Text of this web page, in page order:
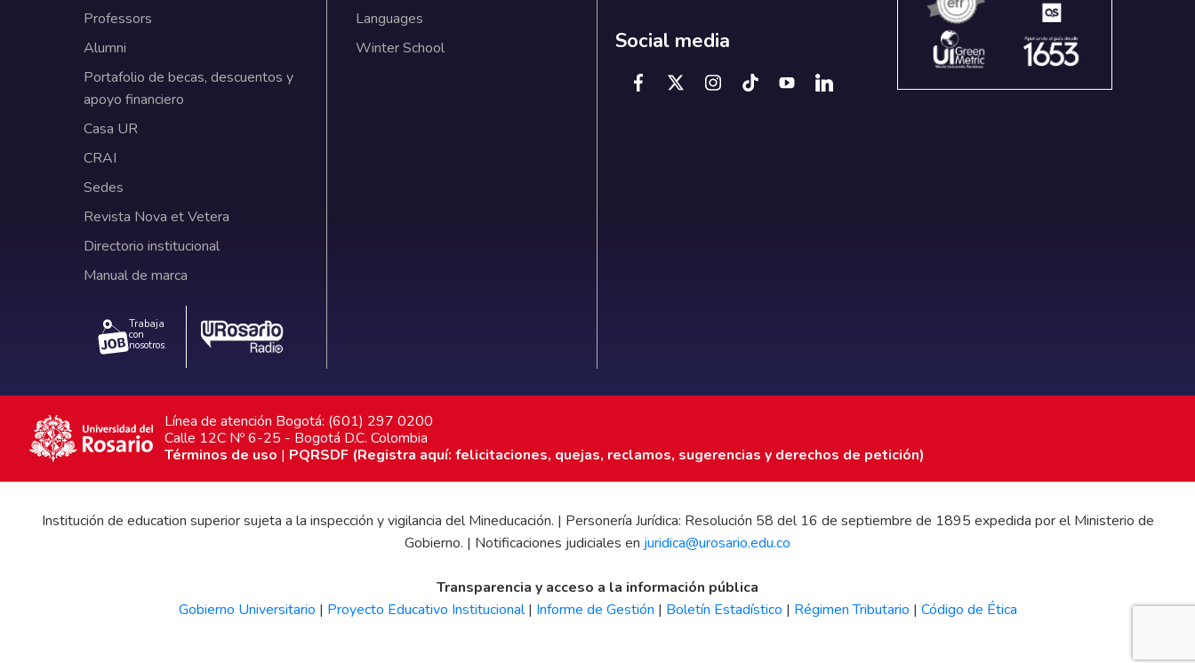
Professors
Alumni
Portafolio de becas, descuentos y
apoyo financiero
Casa UR
CRAI
Sedes
Revista Nova et Vetera
Directorio institucional
Manual de marca
Trabaja
con
nosotros.
Languages
Winter School
Social media
Línea de atención Bogotá: (601) 297 0200
Calle 12C Nº 6-25 - Bogotá D.C. Colombia
Términos de uso | PQRSDF (Registra aquí: felicitaciones, quejas, reclamos, sugerencias y derechos de petición)
Institución de education superior sujeta a la inspección y vigilancia del Mineducación. | Personería Jurídica: Resolución 58 del 16 de septiembre de 1895 expedida por el Ministerio de
Gobierno. | Notificaciones judiciales en juridica@urosario.edu.co
Transparencia y acceso a la información pública
Gobierno Universitario | Proyecto Educativo Institucional| Informe de Gestión | Boletín Estadístico | Régimen Tributario | Código de Ética